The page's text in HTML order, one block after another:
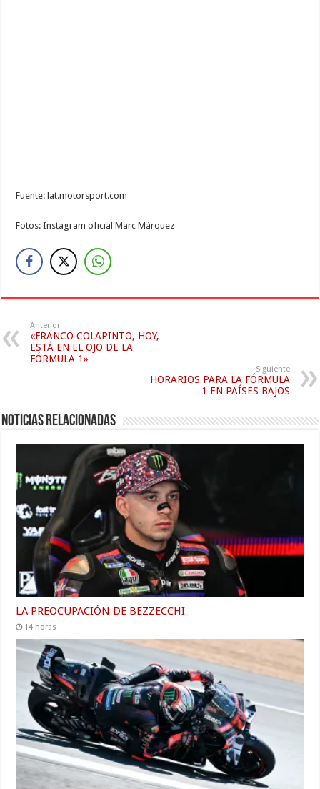
Fuente: lat.motorsport.com
Fotos: Instagram oficial Marc Márquez
Anterior
«FRANCO COLAPINTO, HOY,
ESTÁ EN EL OJO DE LA
FÓRMULA 1»
Siguiente
HORARIOS PARA LA FÓRMULA
1 EN PAÍSES BAJOS
Noticias relacionadas
LA PREOCUPACIÓN DE BEZZECCHI
14 horas